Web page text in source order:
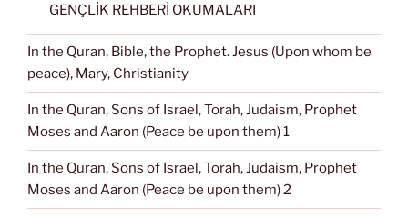
GENÇLİK REHBERİ OKUMALARI
In the Quran, Bible, the Prophet. Jesus (Upon whom be
peace), Mary, Christianity
In the Quran, Sons of Israel, Torah, Judaism, Prophet
Moses and Aaron (Peace be upon them) 1
In the Quran, Sons of Israel, Torah, Judaism, Prophet
Moses and Aaron (Peace be upon them) 2